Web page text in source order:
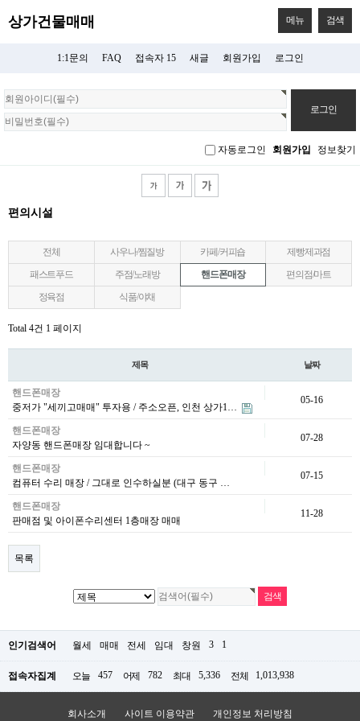
상가건물매매 메뉴 검색
1:1문의 FAQ 접속자 15 새글 회원가입 로그인
회
원
로
자동로그인 회원가입 정보찾기
편의시설
전체 사우나/찜질방 카페/커피숍
제빵제과점
패스트푸드
주점/노래방 핸드폰매장
편의점/마트
정육점
식품/야채
Total 4건 1 페이지
제목 날짜
핸드폰매장
중저가 "세끼고매매" 투자용 / 주소오픈, 인천 상가1…
05-16
핸드폰매장
자양동 핸드폰매장 임대합니다 ~
07-28
핸드폰매장
컴퓨터 수리 매장 / 그대로 인수하실분 (대구 동구 …
07-15
핸드폰매장
판매점 및 아이폰수리센터 1층매장 매매
11-28
목록
인기검색어 월세 매매 전세 임대 창원 3 1
접속자집계 오늘 457 어제 782 최대 5,336 전체 1,013,938
회사소개 사이트 이용약관 개인정보 처리방침